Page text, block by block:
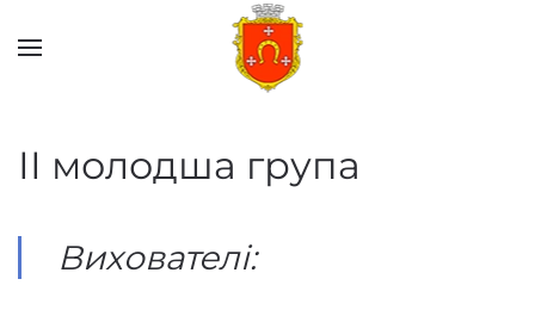
Перейти до основного вмісту
II молодша група
Вихователі: